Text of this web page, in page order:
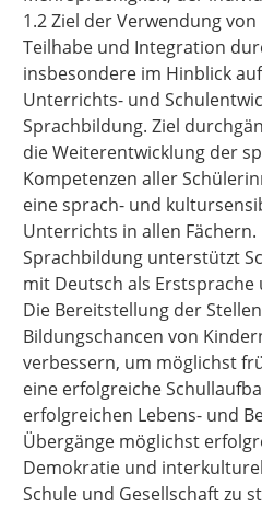
1.2 Ziel der Verwendung
Teilhabe und Integration
insbesondere im Hinblick
Unterrichts- und
Sprachbildung. Ziel
die Weiterentwicklung der
Kompetenzen aller
eine sprach- und
Unterrichts in allen
Sprachbildung unterstützt
mit Deutsch als Erstsprache
Die Bereitstellung der
Bildungschancen von
verbessern, um möglichst
eine erfolgreiche
erfolgreichen Lebens- und
Übergänge möglichst
Demokratie und
Schule und Gesellschaft zu